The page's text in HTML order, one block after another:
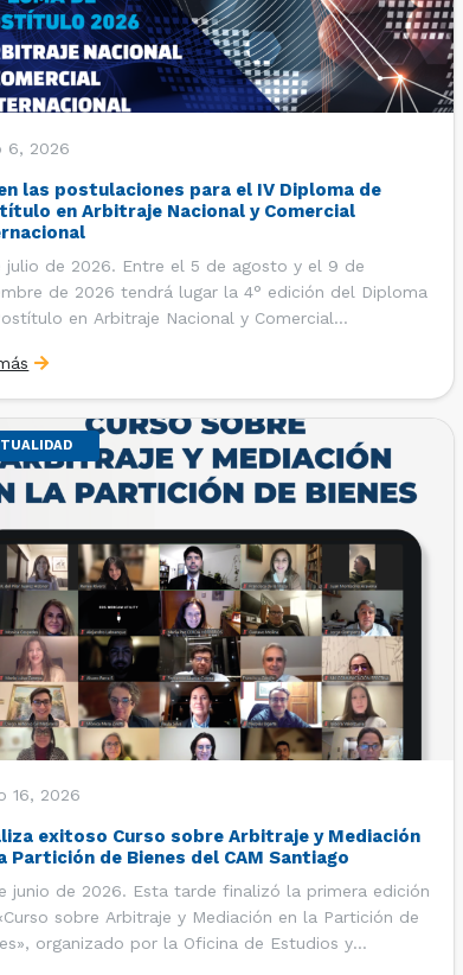
6, 2026
las postulaciones para el IV Diploma de
en Arbitraje Nacional y Comercial
julio de 2026. Entre el 5 de agosto y el 9 de
de 2026 tendrá lugar la 4° edición del Diploma
en Arbitraje Nacional y Comercial
Internacional de la Facultad de Derecho de la
de Chile y […]
16, 2026
exitoso Curso sobre Arbitraje y Mediación
Partición de Bienes del CAM Santiago
junio de 2026. Esta tarde finalizó la primera edición
sobre Arbitraje y Mediación en la Partición de
organizado por la Oficina de Estudios y